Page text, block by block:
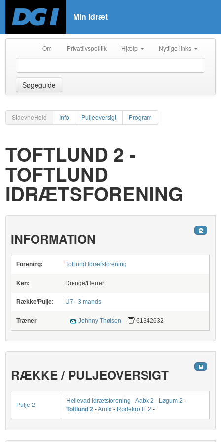
Min Idræt
Om Privatlivspolitik Hjælp Nyttige links
Søgeguide
StaevneHold Info Puljeoversigt Program
TOFTLUND 2 -
TOFTLUND
IDRÆTSFORENING
INFORMATION
Forening: Toftlund Idrætsforening
Køn: Drenge/Herrer
Række/Pulje: U7 - 3 mands
Træner Johnny Thøisen 61342632
RÆKKE / PULJEOVERSIGT
Pulje 2
Hellevad Idrætsforening -Aabk 2 - Løgum 2 -
Toftlund 2 -Arrild - Rødekro IF 2 -